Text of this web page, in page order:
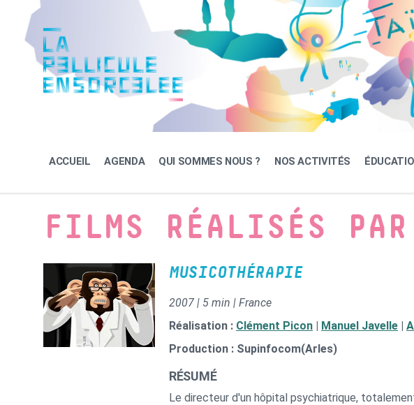
content
navigation
footer
ACCUEIL AGENDA QUI SOMMES NOUS ? NOS ACTIVITÉS
FILMS RÉALISÉS
MUSICOTHÉRAPIE
2007 | 5 min | France
Réalisation : Clément Picon | Manuel Javelle |
Production : Supinfocom(Arles)
RÉSUMÉ
Le directeur d'un hôpital psychiatrique,